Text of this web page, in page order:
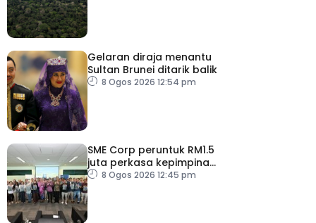
Gelaran diraja menantu
Sultan Brunei ditarik balik
8 Ogos 2026 12:54 pm
SME Corp peruntuk RM1.5
juta perkasa kepimpinan
90 PMKS
8 Ogos 2026 12:45 pm